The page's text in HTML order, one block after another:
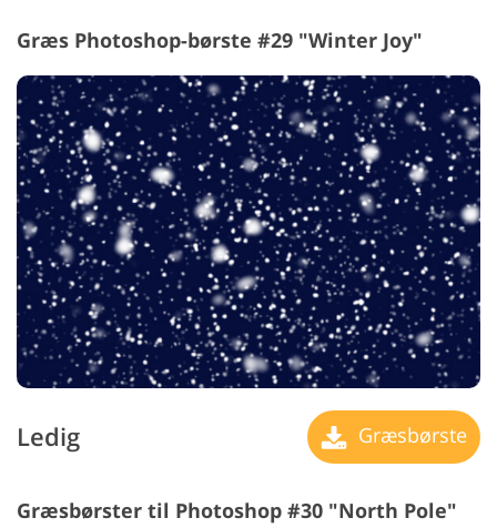
Græs Photoshop-børste #29 "Winter Joy"
Ledig Græsbørste
Græsbørster til Photoshop #30 "North Pole"